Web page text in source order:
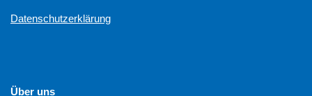
Datenschutzerklärung
Über uns